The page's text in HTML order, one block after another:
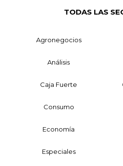
TODAS LAS
Agronegocios
Análisis
Caja Fuerte
Consumo
Economía
Especiales